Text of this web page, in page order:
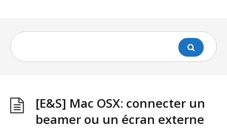
[E&S] Mac OSX: connecter un
beamer ou un écran externe